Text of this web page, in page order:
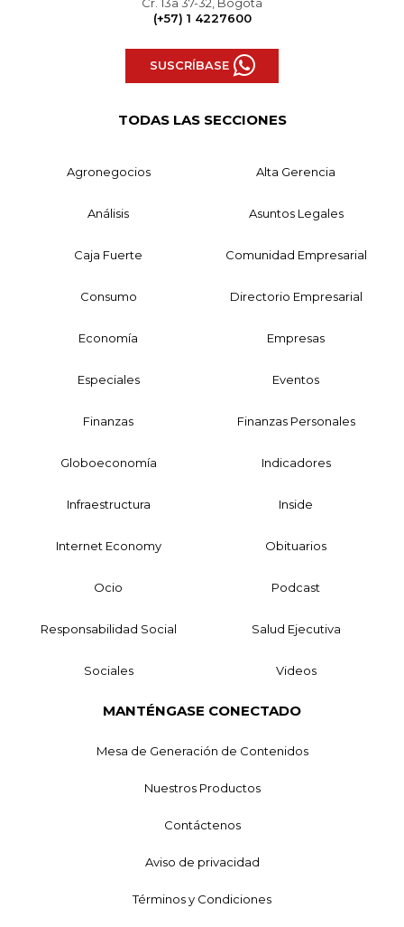
(+57) 1 4227600
SUSCRÍBASE
TODAS LAS SECCIONES
Agronegocios Alta Gerencia
Análisis Asuntos Legales
Caja Fuerte Comunidad Empresarial
Consumo Directorio Empresarial
Economía Empresas
Especiales Eventos
Finanzas Finanzas Personales
Globoeconomía Indicadores
Infraestructura Inside
Internet Economy Obituarios
Ocio Podcast
Responsabilidad Social Salud Ejecutiva
Sociales Videos
MANTÉNGASE CONECTADO
Mesa de Generación de Contenidos
Nuestros Productos
Contáctenos
Aviso de privacidad
Términos y Condiciones